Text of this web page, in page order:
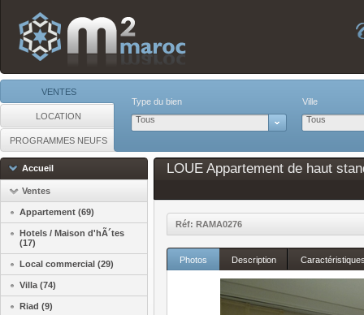
VENTES
LOCATION
PROGRAMMES NEUFS
Type du bien
Tous
Ville
Tous
Accueil
Ventes
Appartement (69)
Hotels / Maison d'hÃ´tes
(17)
Local commercial (29)
Villa (74)
Riad (9)
LOUE Appartement de haut
Réf: RAMA0276
Photos Description